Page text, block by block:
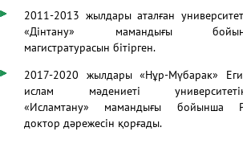
2011-2013 жылдары аталған
«Дінтану» мамандығы
магистратурасын бітірген.
2017-2020 жылдары «Нұр-Мүбарак»
ислам мәдениеті
«Исламтану» мамандығы бойынша
доктор дәрежесін қорғады.